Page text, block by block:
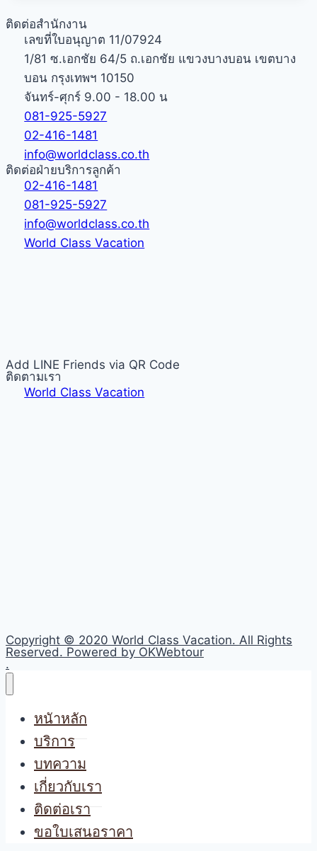
ติดต่อสำนักงาน
เลขที่ใบอนุญาต 11/07924
1/81 ซ.เอกชัย 64/5 ถ.เอกชัย แขวงบางบอน เขตบาง
บอน กรุงเทพฯ 10150
จันทร์-ศุกร์ 9.00 - 18.00 น
081-925-5927
02-416-1481
info@worldclass.co.th
ติดต่อฝ่ายบริการลูกค้า
02-416-1481
081-925-5927
info@worldclass.co.th
World Class Vacation
Add LINE Friends via QR Code
ติดตามเรา
World Class Vacation
Copyright © 2020 World Class Vacation. All Rights
Reserved. Powered by OKWebtour
.
หนัาหลัก
บริการ
บทความ
เกี่ยวกับเรา
ติดต่อเรา
ขอใบเสนอราคา